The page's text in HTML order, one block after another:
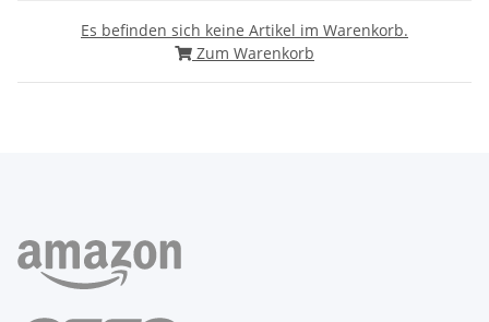
Es befinden sich keine Artikel im Warenkorb.
Zum Warenkorb